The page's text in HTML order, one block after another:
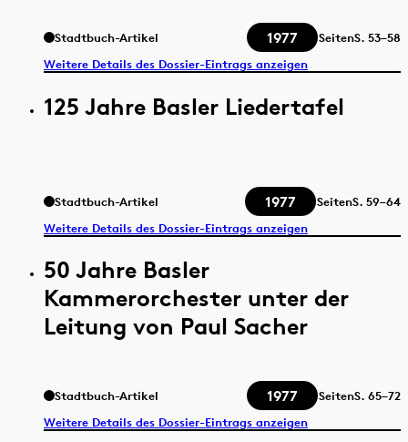
Stadtbuch-Artikel 1977 SeitenS. 53–58
Weitere Details des Dossier-Eintrags anzeigen
125 Jahre Basler Liedertafel
Stadtbuch-Artikel 1977 SeitenS. 59–64
Weitere Details des Dossier-Eintrags anzeigen
50 Jahre Basler
Kammerorchester unter der
Leitung von Paul Sacher
Stadtbuch-Artikel 1977 SeitenS. 65–72
Weitere Details des Dossier-Eintrags anzeigen